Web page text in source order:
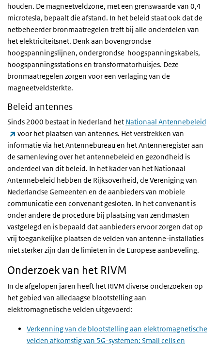
houden. De magneetveldzone, met een grenswaarde van 0,4
microtesla, bepaalt die afstand. In het beleid staat ook dat de
netbeheerder bronmaatregelen treft bij alle onderdelen van
het elektriciteitsnet. Denk aan bovengrondse
hoogspanningslijnen, ondergrondse hoogspanningskabels,
hoogspanningsstations en transformatorhuisjes. Deze
bronmaatregelen zorgen voor een verlaging van de
magneetveldsterkte.
Beleid antennes
Sinds 2000 bestaat in Nederland het Nationaal Antennebeleid
(externe link)
voor het plaatsen van antennes. Het verstrekken van
informatie via het Antennebureau en het Antenneregister aan
de samenleving over het antennebeleid en gezondheid is
onderdeel van dit beleid. In het kader van het Nationaal
Antennebeleid hebben de Rijksoverheid, de Vereniging van
Nederlandse Gemeenten en de aanbieders van mobiele
communicatie een convenant gesloten. In het convenant is
onder andere de procedure bij plaatsing van zendmasten
vastgelegd en is bepaald dat aanbieders ervoor zorgen dat op
vrij toegankelijke plaatsen de velden van antenne-installaties
niet sterker zijn dan de limieten in de Europese aanbeveling.
Onderzoek van het RIVM
In de afgelopen jaren heeft het RIVM diverse onderzoeken op
het gebied van alledaagse blootstelling aan
elektromagnetische velden uitgevoerd:
Verkenning van de blootstelling aan elektromagnetische
velden afkomstig van 5G-systemen: Small cells en